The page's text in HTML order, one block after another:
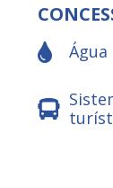
Água